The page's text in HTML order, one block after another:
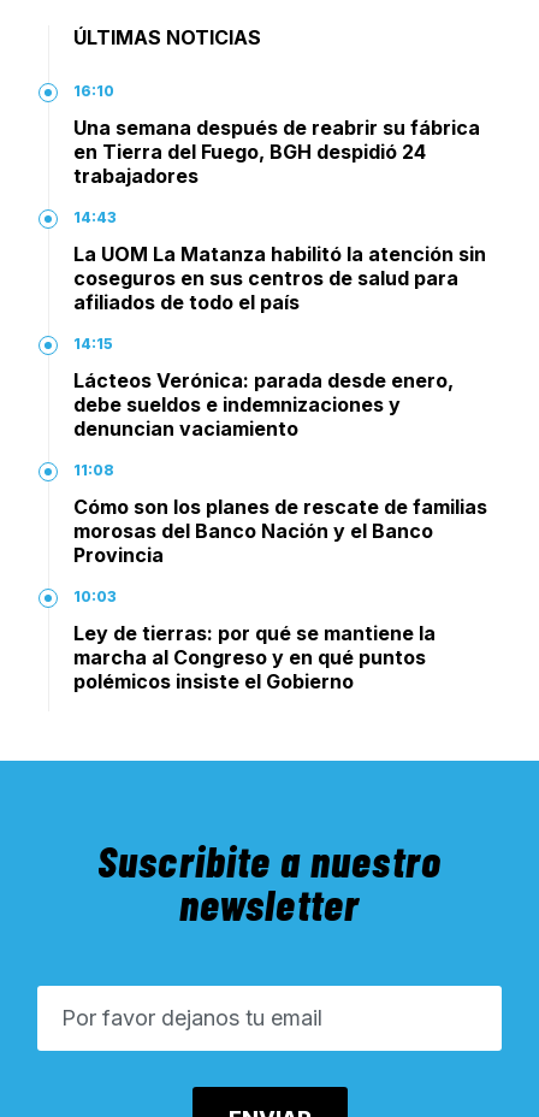
ÚLTIMAS NOTICIAS
16:10
Una semana después de reabrir su fábrica
en Tierra del Fuego, BGH despidió 24
trabajadores
14:43
La UOM La Matanza habilitó la atención sin
coseguros en sus centros de salud para
afiliados de todo el país
14:15
Lácteos Verónica: parada desde enero,
debe sueldos e indemnizaciones y
denuncian vaciamiento
11:08
Cómo son los planes de rescate de familias
morosas del Banco Nación y el Banco
Provincia
10:03
Ley de tierras: por qué se mantiene la
marcha al Congreso y en qué puntos
polémicos insiste el Gobierno
Suscribite a nuestro
newsletter